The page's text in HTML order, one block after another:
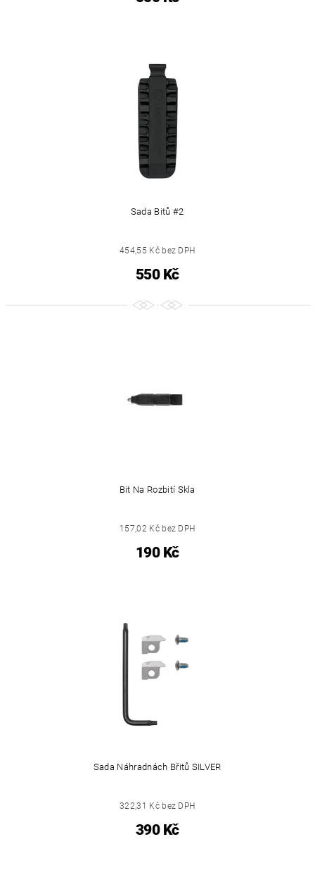
Sada Bitů #2
454,55 Kč bez DPH
550 Kč
Bit Na Rozbití Skla
157,02 Kč bez DPH
190 Kč
Sada Náhradnách Břitů SILVER
322,31 Kč bez DPH
390 Kč